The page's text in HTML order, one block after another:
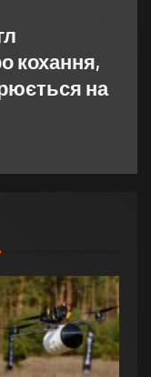
кохання,
на